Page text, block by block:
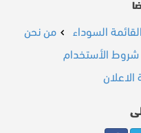
القائمة السوداء
من نحن
شروط الأستخدام